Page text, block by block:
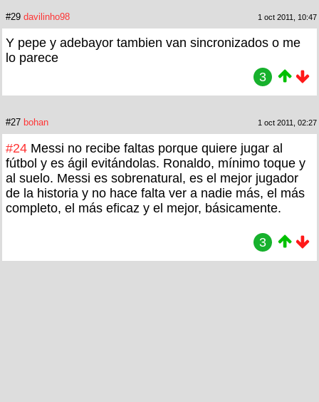
#29 davilinho98 1 oct 2011, 10:47
Y pepe y adebayor tambien van sincronizados o me
lo parece
3
#27 bohan 1 oct 2011, 02:27
#24 Messi no recibe faltas porque quiere jugar al
fútbol y es ágil evitándolas. Ronaldo, mínimo toque y
al suelo. Messi es sobrenatural, es el mejor jugador
de la historia y no hace falta ver a nadie más, el más
completo, el más eficaz y el mejor, básicamente.
3